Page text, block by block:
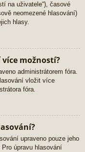
na uživatele“), časové
neomezené hlasování)
hlasy.
možností?
administrátorem fóra.
vložit více
fóra.
upraveno pouze jeho
úpravu hlasování